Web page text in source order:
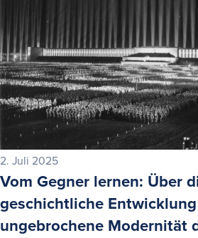
2. Juli 2025
Vom Gegner lernen: Über
geschichtliche
ungebrochene Modernität